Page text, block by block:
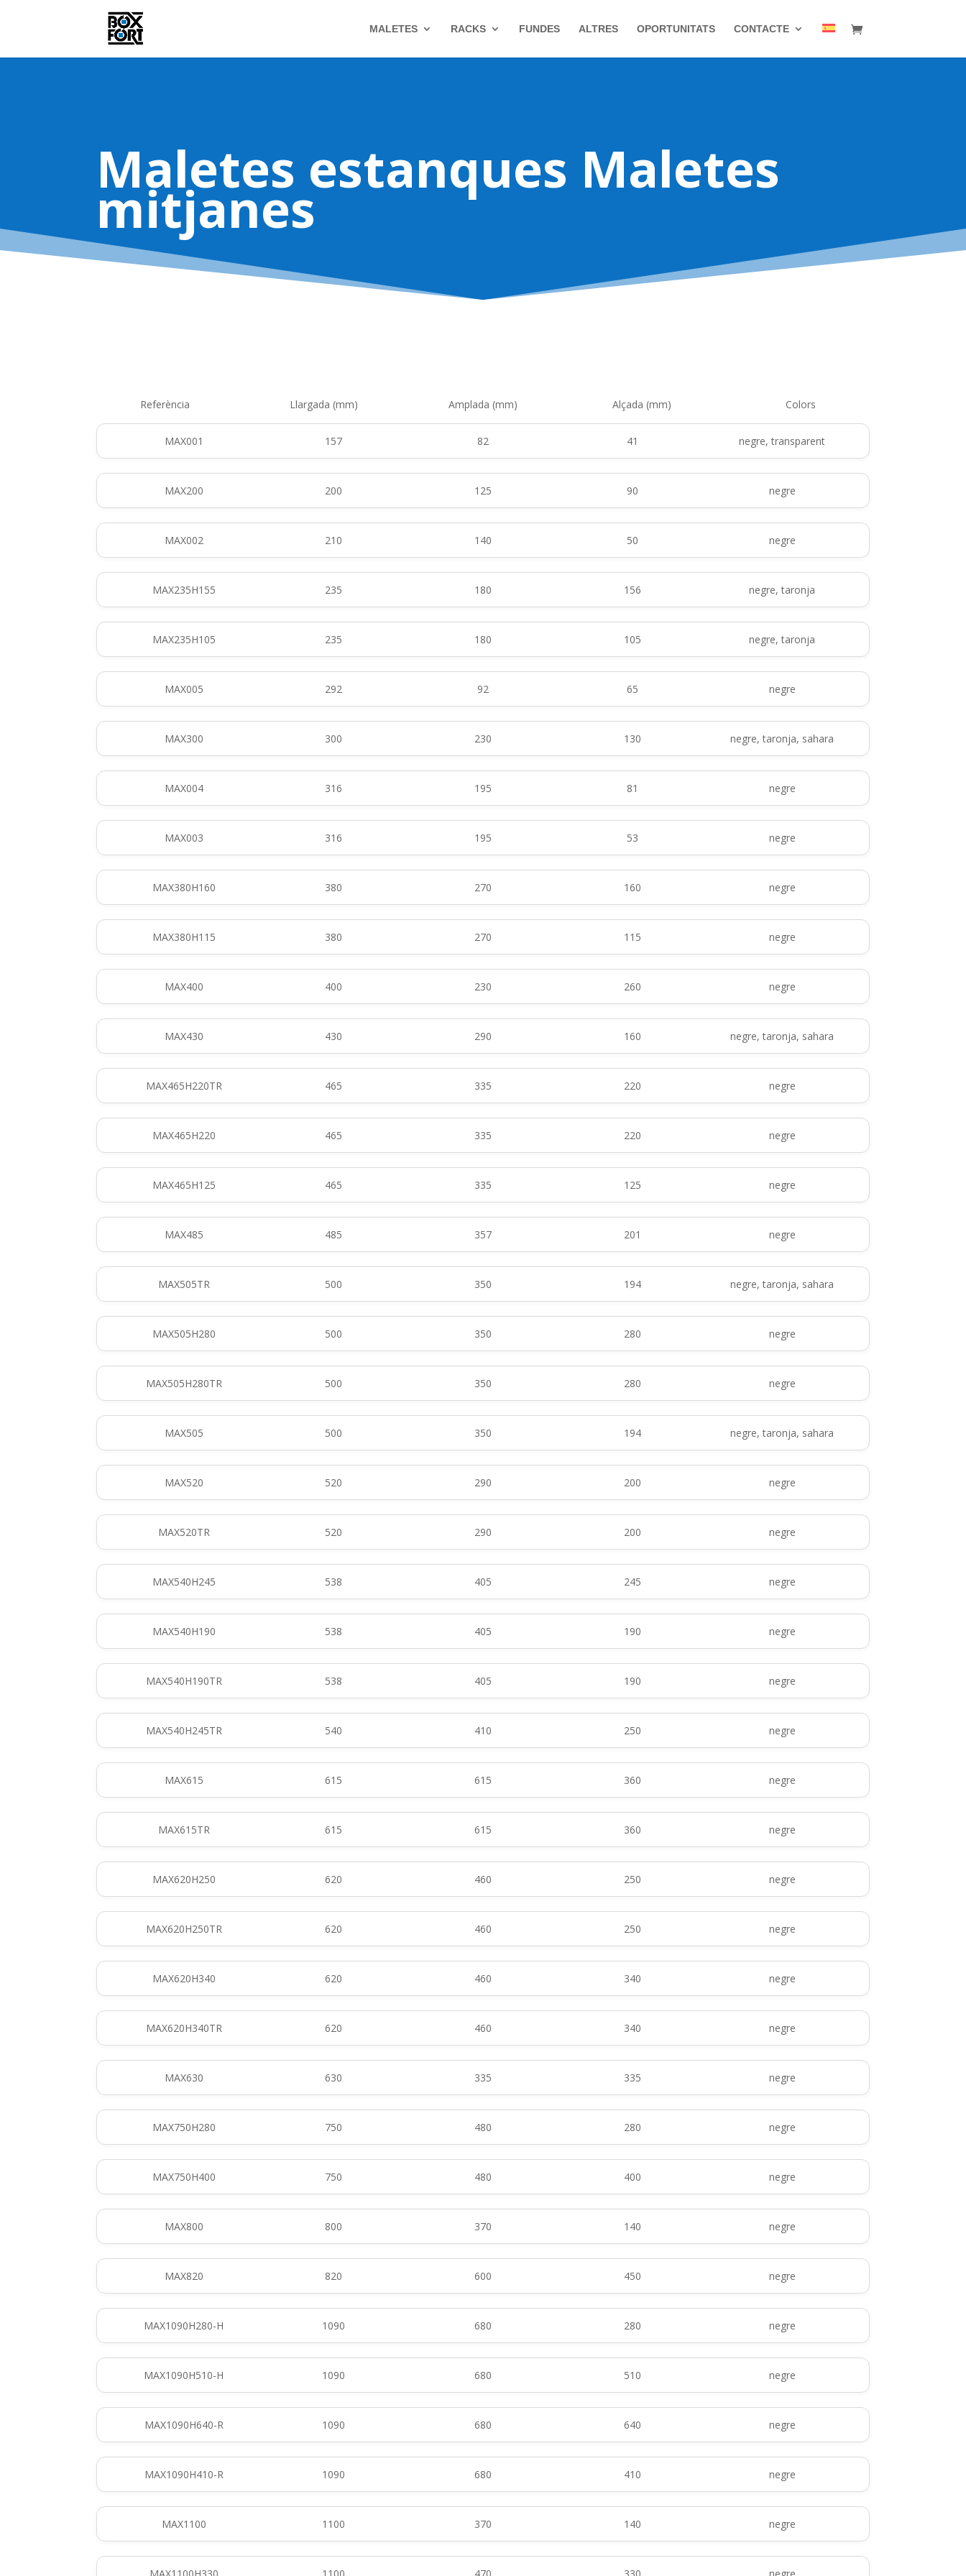
MALETES RACKS FUNDES ALTRES OPORTUNITATS CONTACTE
Maletes estanques Maletes
mitjanes
Referència Llargada (mm) Amplada (mm) Alçada (mm) Colors
MAX001 157 82 41 negre, transparent
MAX200 200 125 90 negre
MAX002 210 140 50 negre
MAX235H155 235 180 156 negre, taronja
MAX235H105 235 180 105 negre, taronja
MAX005 292 92 65 negre
MAX300 300 230 130 negre, taronja, sahara
MAX004 316 195 81 negre
MAX003 316 195 53 negre
MAX380H160 380 270 160 negre
MAX380H115 380 270 115 negre
MAX400 400 230 260 negre
MAX430 430 290 160 negre, taronja, sahara
MAX465H220TR 465 335 220 negre
MAX465H220 465 335 220 negre
MAX465H125 465 335 125 negre
MAX485 485 357 201 negre
MAX505TR 500 350 194 negre, taronja, sahara
MAX505H280 500 350 280 negre
MAX505H280TR 500 350 280 negre
MAX505 500 350 194 negre, taronja, sahara
MAX520 520 290 200 negre
MAX520TR 520 290 200 negre
MAX540H245 538 405 245 negre
MAX540H190 538 405 190 negre
MAX540H190TR 538 405 190 negre
MAX540H245TR 540 410 250 negre
MAX615 615 615 360 negre
MAX615TR 615 615 360 negre
MAX620H250 620 460 250 negre
MAX620H250TR 620 460 250 negre
MAX620H340 620 460 340 negre
MAX620H340TR 620 460 340 negre
MAX630 630 335 335 negre
MAX750H280 750 480 280 negre
MAX750H400 750 480 400 negre
MAX800 800 370 140 negre
MAX820 820 600 450 negre
MAX1090H280-H 1090 680 280 negre
MAX1090H510-H 1090 680 510 negre
MAX1090H640-R 1090 680 640 negre
MAX1090H410-R 1090 680 410 negre
MAX1100 1100 370 140 negre